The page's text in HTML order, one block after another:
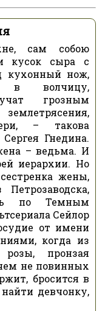
сам собою
кусок сыра с
кухонный нож,
в волчицу,
грозным
– такова
Гнедина.
– ведьма. И
иерархии. Но
жены,
по Темным
Сейлор
от имени
когда из
пронзая
не повинных
бросится в
девчонку,